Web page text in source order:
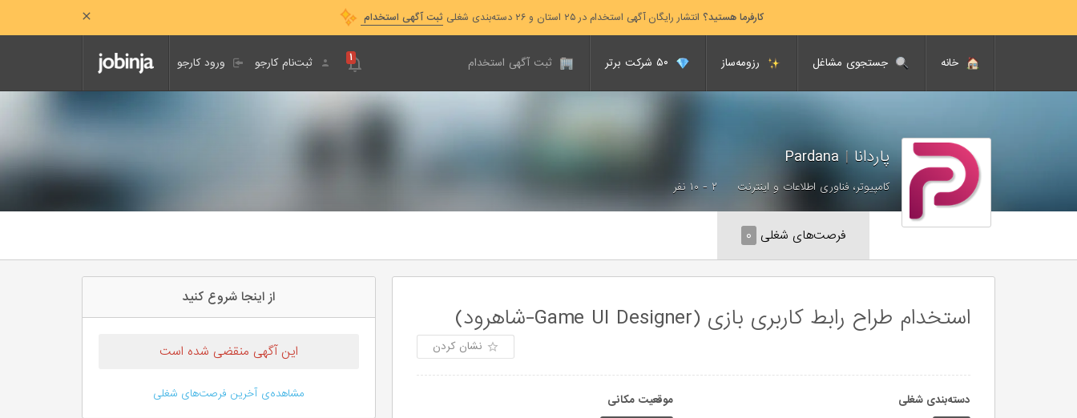
کارفرما هستید؟ انتشار رایگان آگهی استخدام در ۲۵ استان و ۲۶ دسته‌بندی شغلی ثبت آگهی استخدام
خانه جستجوی مشاغل رزومه‌ساز ثبت آگهی استخدام ورود کارجو ثبت‌نام کارجو ۱
پاردانا|
Pardana
کامپیوتر، فناوری اطلاعات و اینترنت ۲ - ۱۰ نفر
فرصت‌های شغلی ۰
استخدام طراح رابط کاربری بازی (Game UI Designer-شاهرود)
نشان کردن
دسته‌بندی شغلی موقعیت مکانی
از اینجا شروع کنید
این آگهی منقضی شده است
مشاهده‌ی آخرین فرصت‌های شغلی